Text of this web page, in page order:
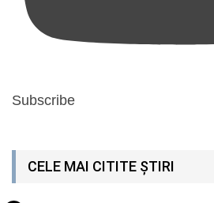
Subscribe
CELE MAI CITITE ȘTIRI